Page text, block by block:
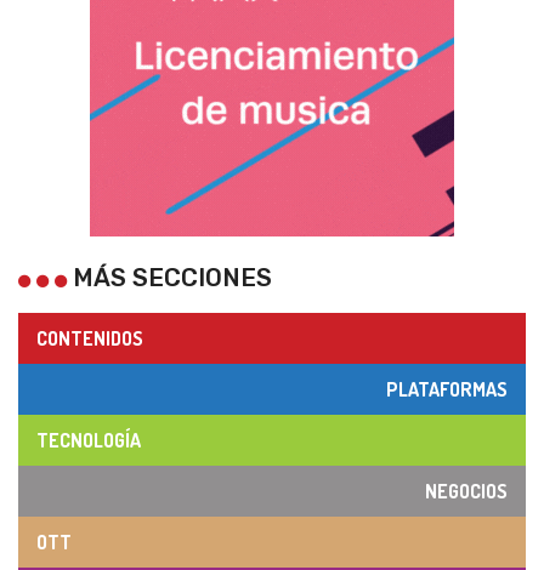
MÁS SECCIONES
CONTENIDOS
PLATAFORMAS
TECNOLOGÍA
NEGOCIOS
OTT